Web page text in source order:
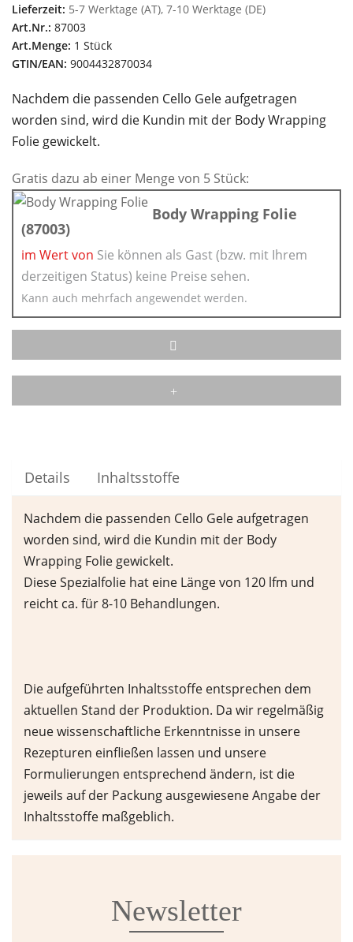
Lieferzeit: 5-7 Werktage (AT), 7-10 Werktage (DE)
Art.Nr.: 87003
Art.Menge: 1 Stück
GTIN/EAN: 9004432870034
Nachdem die passenden Cello Gele aufgetragen
worden sind, wird die Kundin mit der Body Wrapping
Folie gewickelt.
Gratis dazu ab einer Menge von 5 Stück:
Body Wrapping Folie
(87003)
im Wert von Sie können als Gast (bzw. mit Ihrem
derzeitigen Status) keine Preise sehen.
Kann auch mehrfach angewendet werden.
Details Inhaltsstoffe
Nachdem die passenden Cello Gele aufgetragen
worden sind, wird die Kundin mit der Body
Wrapping Folie gewickelt.
Diese Spezialfolie hat eine Länge von 120 lfm und
reicht ca. für 8-10 Behandlungen.
Die aufgeführten Inhaltsstoffe entsprechen dem
aktuellen Stand der Produktion. Da wir regelmäßig
neue wissenschaftliche Erkenntnisse in unsere
Rezepturen einfließen lassen und unsere
Formulierungen entsprechend ändern, ist die
jeweils auf der Packung ausgewiesene Angabe der
Inhaltsstoffe maßgeblich.
Newsletter